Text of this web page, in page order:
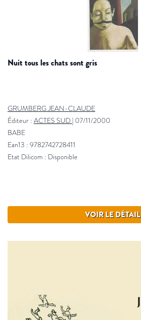
nuit tous les chats sont gris
GRUMBERG JEAN-CLAUDE
Éditeur : ACTES SUD | 07/11/2000
BABE
Ean13 : 9782742728411
Etat Dilicom : Disponible
VOIR LE DÉTAIL